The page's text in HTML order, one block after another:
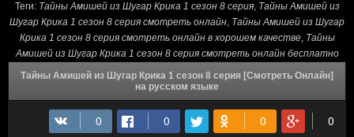
Теги: Тайны Амишей из Шугар Крика 1 сезон 8 серия, Тайны Амишей из
Шугар Крика 1 сезон 8 серия смотреть онлайн, Тайны Амишей из Шугар
Крика 1 сезон 8 серия смотреть онлайн в хорошем качестве, Тайны
Амишей из Шугар Крика 1 сезон 8 серия смотреть онлайн бесплатно
Тайны Амишей из Шугар Крика 1 сезон 8 серия [Смотреть Онлайн]
на русском языке